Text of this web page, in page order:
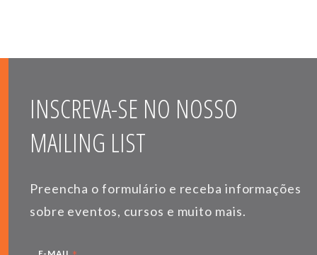
INSCREVA-SE NO NOSSO
MAILING LIST
Preencha o formulário e receba informações
sobre eventos, cursos e muito mais.
E-MAIL